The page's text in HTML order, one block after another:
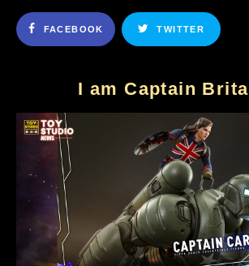
FACEBOOK TWITTER
I am Captain